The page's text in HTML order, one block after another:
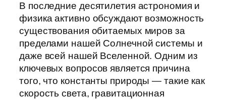
В последние десятилетия астрономия и
физика активно обсуждают возможность
существования обитаемых миров за
пределами нашей Солнечной системы и
даже всей нашей Вселенной. Одним из
ключевых вопросов является причина
того, что константы природы — такие как
скорость света, гравитационная